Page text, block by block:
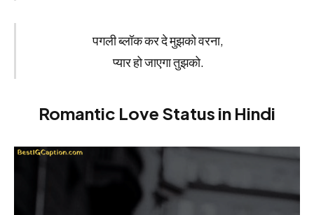
पगली ब्लॉक कर दे मुझको वरना,
प्यार हो जाएगा तुझको.
Romantic Love Status in Hindi